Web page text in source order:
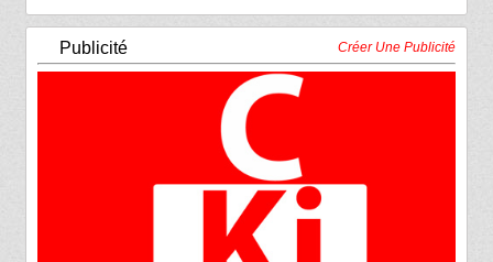
Publicité Créer Une Publicité